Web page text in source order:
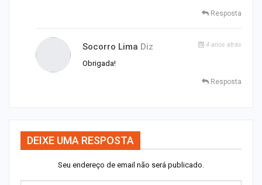
Resposta
Socorro Lima Diz 4 anos atrás
Obrigada!
Resposta
DEIXE UMA RESPOSTA
Seu endereço de email não será publicado.